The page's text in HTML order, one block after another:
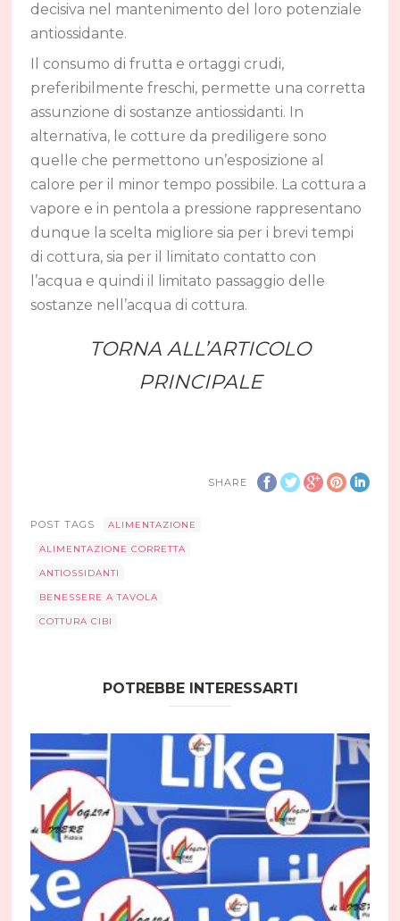
decisiva nel mantenimento del loro potenziale
antiossidante.
Il consumo di frutta e ortaggi crudi,
preferibilmente freschi, permette una corretta
assunzione di sostanze antiossidanti. In
alternativa, le cotture da prediligere sono
quelle che permettono un’esposizione al
calore per il minor tempo possibile. La cottura a
vapore e in pentola a pressione rappresentano
dunque la scelta migliore sia per i brevi tempi
di cottura, sia per il limitato contatto con
l’acqua e quindi il limitato passaggio delle
sostanze nell’acqua di cottura.
TORNA ALL’ARTICOLO
PRINCIPALE
SHARE
POST TAGS ALIMENTAZIONE
ALIMENTAZIONE CORRETTA
ANTIOSSIDANTI
BENESSERE A TAVOLA
COTTURA CIBI
POTREBBE INTERESSARTI